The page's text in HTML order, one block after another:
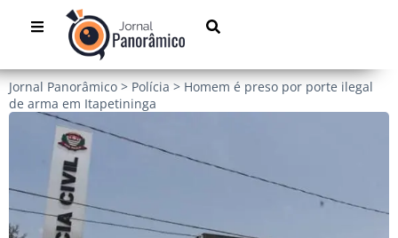
Jornal Panorâmico > Polícia > Homem é preso por porte ilegal
de arma em Itapetininga